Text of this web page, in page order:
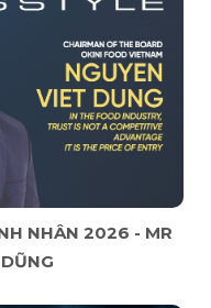
NHÂN 2026 - MR